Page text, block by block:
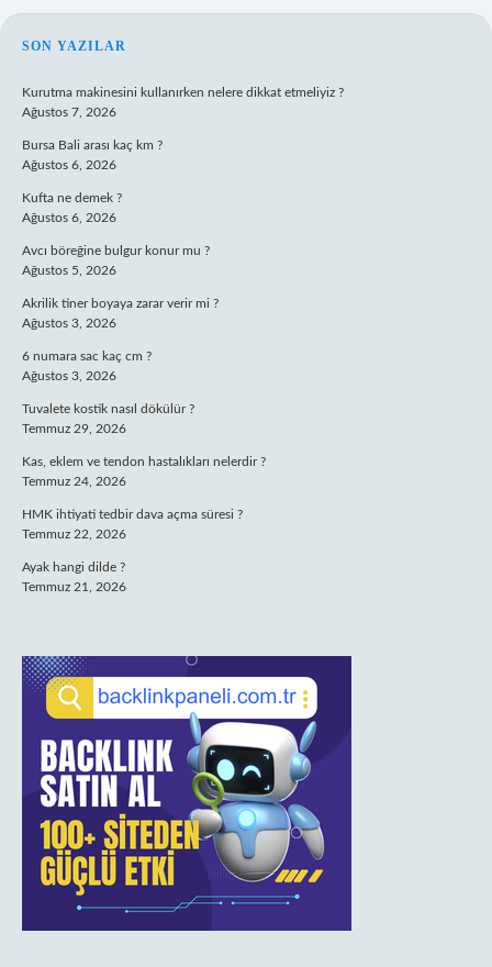
SIDEBAR
SON YAZILAR
Kurutma makinesini kullanırken nelere dikkat etmeliyiz ?
Ağustos 7, 2026
Bursa Bali arası kaç km ?
Ağustos 6, 2026
Kufta ne demek ?
Ağustos 6, 2026
Avcı böreğine bulgur konur mu ?
Ağustos 5, 2026
Akrilik tiner boyaya zarar verir mi ?
Ağustos 3, 2026
6 numara sac kaç cm ?
Ağustos 3, 2026
Tuvalete kostik nasıl dökülür ?
Temmuz 29, 2026
Kas, eklem ve tendon hastalıkları nelerdir ?
Temmuz 24, 2026
HMK ihtiyati tedbir dava açma süresi ?
Temmuz 22, 2026
Ayak hangi dilde ?
Temmuz 21, 2026